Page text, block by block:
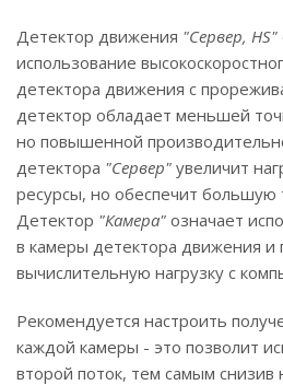
Детектор движения "Сервер, HS"
использование
детектора движения с
детектор обладает меньшей
но повышенной
детектора "Сервер" увеличит
ресурсы, но обеспечит большую
Детектор "Камера" означает
в камеры детектора движения и
вычислительную нагрузку с
Рекомендуется настроить
каждой камеры - это позволит
второй поток, тем самым снизив